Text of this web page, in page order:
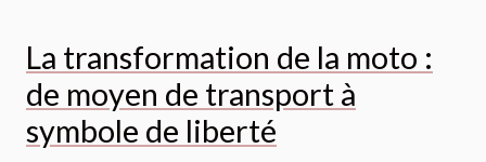
La transformation de la moto :
de moyen de transport à
symbole de liberté